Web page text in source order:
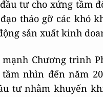
tư cho xứng tầm
tháo gỡ các khó
sản xuất kinh
Chương trình
nhìn đến năm
tư nhằm khuyến